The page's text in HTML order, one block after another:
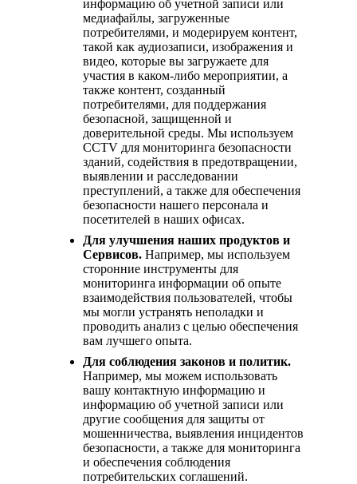
информацию об учетной записи или
медиафайлы, загруженные
потребителями, и модерируем контент,
такой как аудиозаписи, изображения и
видео, которые вы загружаете для
участия в каком-либо мероприятии, а
также контент, созданный
потребителями, для поддержания
безопасной, защищенной и
доверительной среды. Мы используем
CCTV для мониторинга безопасности
зданий, содействия в предотвращении,
выявлении и расследовании
преступлений, а также для обеспечения
безопасности нашего персонала и
посетителей в наших офисах.
Для улучшения наших продуктов и
Сервисов. Например, мы используем
сторонние инструменты для
мониторинга информации об опыте
взаимодействия пользователей, чтобы
мы могли устранять неполадки и
проводить анализ с целью обеспечения
вам лучшего опыта.
Для соблюдения законов и политик.
Например, мы можем использовать
вашу контактную информацию и
информацию об учетной записи или
другие сообщения для защиты от
мошенничества, выявления инцидентов
безопасности, а также для мониторинга
и обеспечения соблюдения
потребительских соглашений.